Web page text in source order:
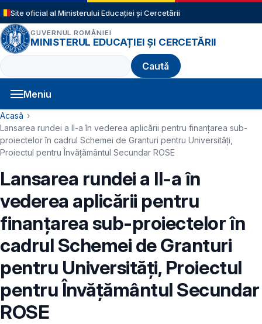
Sari la conținutul principal
Site oficial al Ministerului Educației și Cercetării
GUVERNUL ROMÂNIEI
MINISTERUL EDUCAȚIEI ȘI CERCETĂRII
Caută
Meniu
Navigație principală
Cale de navigare
Acasă
Lansarea rundei a II-a în vederea aplicării pentru finanțarea sub-
proiectelor în cadrul Schemei de Granturi pentru Universități,
Proiectul pentru Învățământul Secundar ROSE
Lansarea rundei a II-a în
vederea aplicării pentru
finanțarea sub-proiectelor în
cadrul Schemei de Granturi
pentru Universități, Proiectul
pentru Învățământul Secundar
ROSE